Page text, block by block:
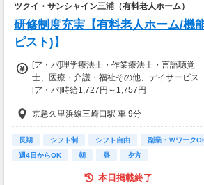
ツクイ・サンシャイン三浦（有料老人ホーム）
研修制度充実【有料老人ホーム/機
ピスト)】
[ア・パ]理学療法士・作業療法士・言語聴覚
士、医療・介護・福祉その他、デイサービス
[ア・パ]時給1,727円～1,757円
◆土日祝日は時給100円アップ！
＼うれしい手当も充実／
◆特別手当（年2回、最大16万円）
◆資格手当
京急久里浜線三崎口駅 車 9分
長期 シフト制 シフト自由 副業・Ｗワーク
週4日からOK
朝 昼 夕方
本日掲載終了